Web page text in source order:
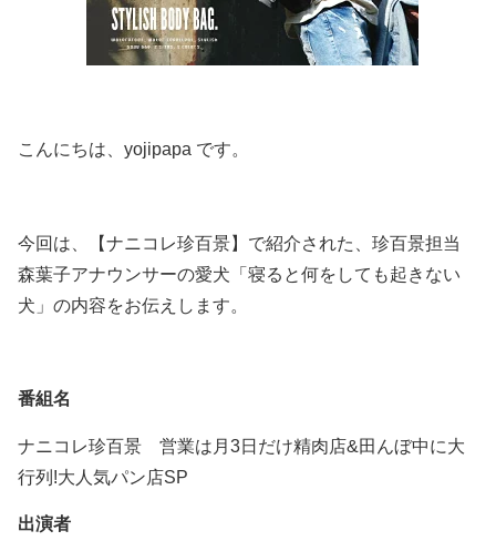
こんにちは、yojipapa です。
今回は、【ナニコレ珍百景】で紹介された、珍百景担当
森葉子アナウンサーの愛犬「寝ると何をしても起きない
犬」の内容をお伝えします。
番組名
ナニコレ珍百景 営業は月3日だけ精肉店&田んぼ中に大
行列!大人気パン店SP
出演者